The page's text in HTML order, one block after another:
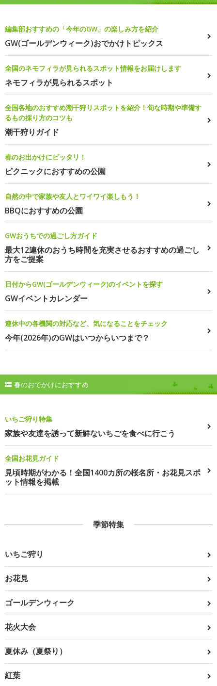
編集部おすすめの「今年のGW」の楽しみ方を紹介
GW(ゴールデンウィーク)おでかけトピックス
全国のネモフィラが見られるスポット情報をお届けします
ネモフィラが見られるスポット
全国各地のおすすめ潮干狩りスポットを紹介！旬な時期や準備す
るもの採り方のコツも
潮干狩りガイド
春のお出かけにピッタリ！
ピクニックにおすすめの公園
自然の中で家族や友人とワイワイ楽しもう！
BBQにおすすめの公園
GWおうちでの過ごし方ガイド
最大12連休のおうち時間を充実させるおすすめの過ごし
方をご提案
日付からGW(ゴールデンウィーク)のイベントを探す
GWイベントカレンダー
連休中の各機関の対応など、気になることをチェック
今年(2026年)のGWはいつからいつまで？
春のおでかけにおすすめ
いちご狩り特集
家族や友達を誘って新鮮ないちごを食べに行こう
全国お花見ガイド
見頃時期がわかる！全国1400カ所の桜名所・お花見スポ
ット情報を掲載
季節特集
いちご狩り
お花見
ゴールデンウィーク
花火大会
夏休み（夏祭り）
紅葉